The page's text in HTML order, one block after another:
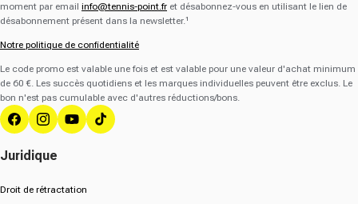
moment par email info@tennis-point.fr et désabonnez-vous en utilisant le lien de
désabonnement présent dans la newsletter.¹
Notre politique de confidentialité
Le code promo est valable une fois et est valable pour une valeur d'achat minimum
de 60 €. Les succès quotidiens et les marques individuelles peuvent être exclus. Le
bon n'est pas cumulable avec d'autres réductions/bons.
FacebookInstagram
YouTubeTik Tok
Juridique
Droit de rétractation